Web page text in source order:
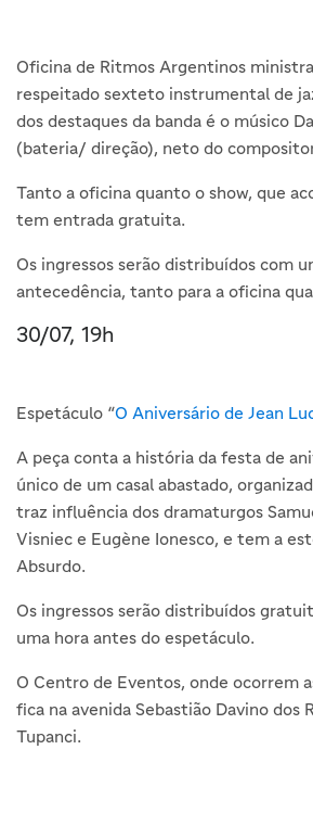
Oficina de Ritmos Argentinos
respeitado sexteto instrumental de
dos destaques da banda é o músico
(bateria/ direção), neto do
Tanto a oficina quanto o show, que
tem entrada gratuita.
Os ingressos serão distribuídos com
antecedência, tanto para a oficina
30/07, 19h
Espetáculo “O Aniversário de Jean
A peça conta a história da festa de
único de um casal abastado,
traz influência dos dramaturgos
Visniec e Eugène Ionesco, e tem a
Absurdo.
Os ingressos serão distribuídos
uma hora antes do espetáculo.
O Centro de Eventos, onde ocorrem
fica na avenida Sebastião Davino dos
Tupanci.